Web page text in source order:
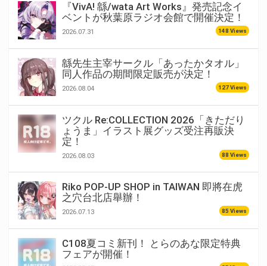
『VivA! 緜/wata Art Works』発売記念イ
ベントが秋葉原ラジオ会館で開催決定！
2026.07.31 148 Views
緜先生主宰サークル「あったかタオル」
同人作品の期間限定販売が決定！
2026.08.04 127 Views
ツクル Re:COLLECTION 2026「きただり
ょうま」イラスト展グッズ受注再販決
定！
2026.08.03 88 Views
Riko POP-UP SHOP in TAIWAN 即將在虎
之穴台北店舉辦！
2026.07.13 85 Views
C108夏コミ新刊！ とらのあな限定特典
フェアが開催！